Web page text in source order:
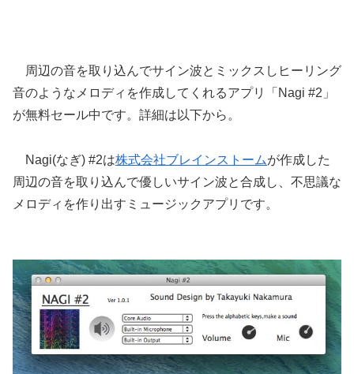
周辺の音を取り込んでサイン波とミックスしヒーリング
音のようなメロディを作成してくれるアプリ「Nagi #2」
が無料セール中です。詳細は以下から。
Nagi(なぎ) #2は株式会社ブレインストームが作成した
周辺の音を取り込んで優しいサイン波と合成し、不思議な
メロディを作り出すミュージックアプリです。